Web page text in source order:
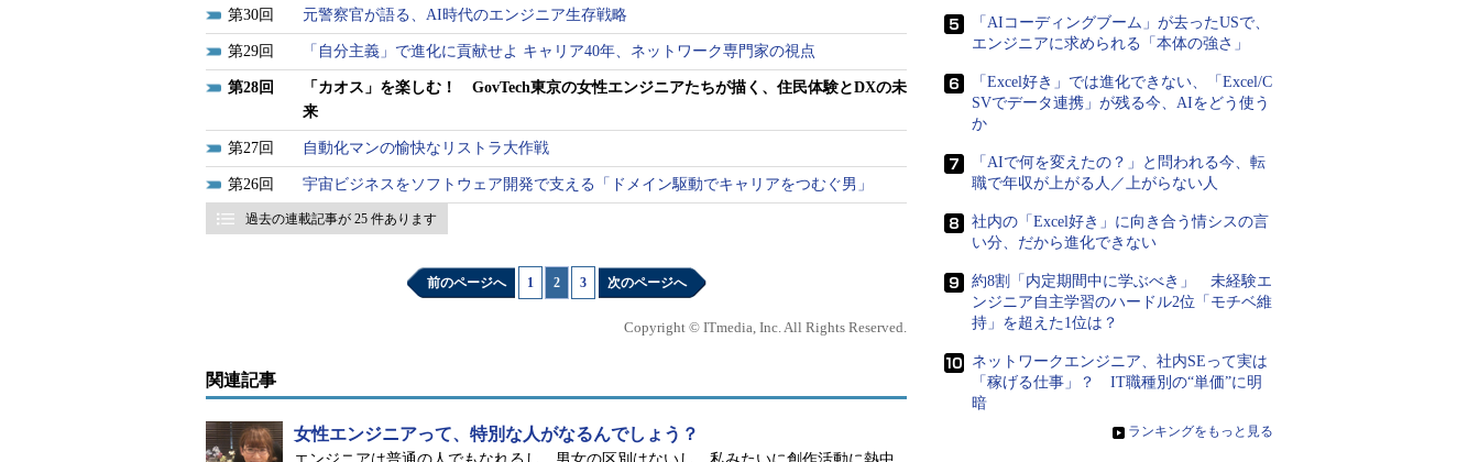
30 元警察官が語る、AI時代のエンジニア生存戦略
29 「自分主義」で進化に貢献せよ キャリア40年、ネットワーク専門家の視点
28
「カオス」を楽しむ！ GovTech東京の女性エンジニアたちが描く、住民体験とDXの未
来
27 自動化マンの愉快なリストラ大作戦
26 宇宙ビジネスをソフトウェア開発で支える「ドメイン駆動でキャリアをつむぐ男」
過去の連載記事が 25 件あります
前のページへ 1 2 3 次のページへ
Copyright © ITmedia, Inc. All Rights Reserved.
関連記事
女性エンジニアって、特別な人がなるんでしょう？
「AIコーディングブーム」が去ったUSで、
エンジニアに求められる「本体の強さ」
「Excel好き」では進化できない、「Excel/C
SVでデータ連携」が残る今、AIをどう使う
か
「AIで何を変えたの？」と問われる今、転
職で年収が上がる人／上がらない人
社内の「Excel好き」に向き合う情シスの言
い分、だから進化できない
約8割「内定期間中に学ぶべき」 未経験エ
ンジニア自主学習のハードル2位「モチベ維
持」を超えた1位は？
ネットワークエンジニア、社内SEって実は
「稼げる仕事」？ IT職種別の“単価”に明
暗
» ランキングをもっと見る